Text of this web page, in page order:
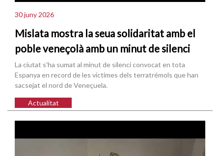
30 juny 2026
Mislata mostra la seua solidaritat amb el
poble veneçolà amb un minut de silenci
La ciutat s'ha sumat al minut de silenci convocat en tota
Espanya en record de les víctimes dels terratrémols que han
sacsejat el nord de Veneçuela.
Actualitat